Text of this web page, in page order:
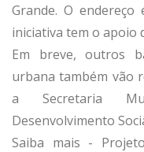
Grande. O endereço
iniciativa tem o apoio
Em breve, outros
urbana também vão
a Secretaria
Desenvolvimento
Saiba mais -